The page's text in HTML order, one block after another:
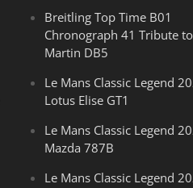
Breitling Top Time B01
Chronograph 41 Tribute
Martin DB5
Le Mans Classic Legend
Lotus Elise GT1
Le Mans Classic Legend
Mazda 787B
Le Mans Classic Legend